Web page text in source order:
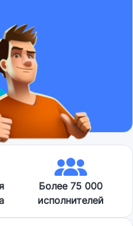
Более 75 000
исполнителей